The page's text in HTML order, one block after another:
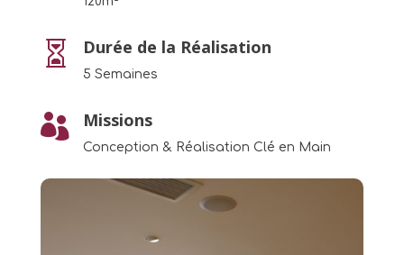
 Durée de la Réalisation
5 Semaines
 Missions
Conception & Réalisation Clé en Main